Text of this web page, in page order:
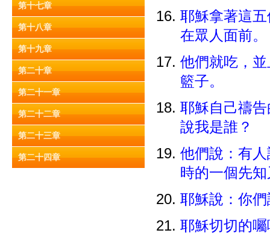
第十七章
第十八章
第十九章
第二十章
第二十一章
第二十二章
第二十三章
第二十四章
耶穌拿著這
在眾人面前
他們就吃，
籃子。
耶穌自己禱
說我是誰？
他們說：有
時的一個先
耶穌說：你
耶穌切切的